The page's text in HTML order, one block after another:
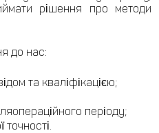
рішення про методи
до нас:
та кваліфікацією;
періоду;